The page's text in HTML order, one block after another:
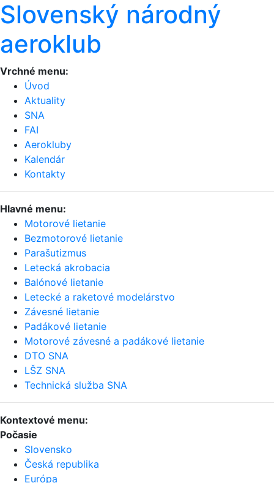
Slovenský národný
aeroklub
Vrchné menu:
Úvod
Aktuality
SNA
FAI
Aerokluby
Kalendár
Kontakty
Hlavné menu:
Motorové lietanie
Bezmotorové lietanie
Parašutizmus
Letecká akrobacia
Balónové lietanie
Letecké a raketové modelárstvo
Závesné lietanie
Padákové lietanie
Motorové závesné a padákové lietanie
DTO SNA
LŠZ SNA
Technická služba SNA
Kontextové menu:
Počasie
Slovensko
Česká republika
Európa